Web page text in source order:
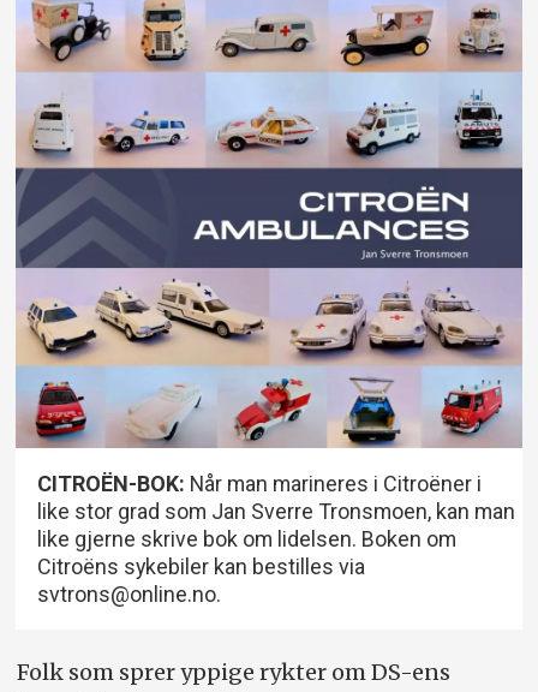
CITROËN-BOK: Når man marineres i Citroëner i
like stor grad som Jan Sverre Tronsmoen, kan man
like gjerne skrive bok om lidelsen. Boken om
Citroëns sykebiler kan bestilles via
svtrons@online.no.
Folk som sprer yppige rykter om DS-ens